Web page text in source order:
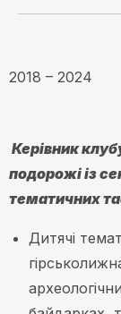
2018 – 2024
Керівник
подорожі із
тематичних
Дитячі